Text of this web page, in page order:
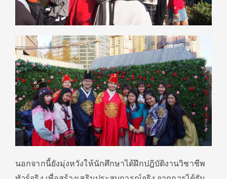
นอกจากนี้ยังมุ่งหวังให้นักศึกษาได้ฝึกปฎิบัติงานวิชาชีพ